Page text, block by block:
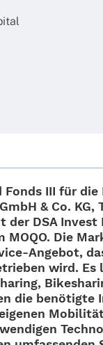
Fonds III für die
GmbH & Co.
der DSA Invest
. Die
Ange­­bot,
wird.
die benö­tigte